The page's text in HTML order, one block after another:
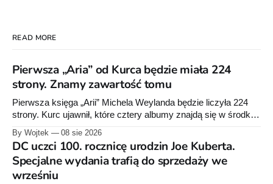
READ MORE
Pierwsza „Aria” od Kurca będzie miała 224
strony. Znamy zawartość tomu
Pierwsza księga „Arii” Michela Weylanda będzie liczyła 224
strony. Kurc ujawnił, które cztery albumy znajdą się w środku i
By Wojtek 08 sie 2026
DC uczci 100. rocznicę urodzin Joe Kuberta.
Specjalne wydania trafią do sprzedaży we
wrześniu